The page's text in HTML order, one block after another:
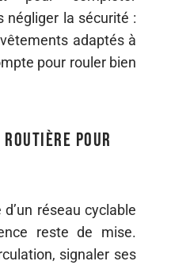
négliger la sécurité :
adaptés à
pour rouler bien
routière pour
réseau cyclable
reste de mise.
signaler ses